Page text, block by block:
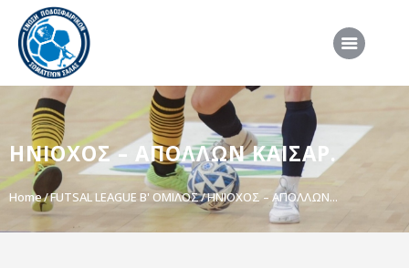
ΗΝΙΟΧΟΣ – ΑΠΟΛΛΩΝ ΚΑΙΣΑΡ.
Home FUTSAL LEAGUE B' ΟΜΙΛΟΣ ΗΝΙΟΧΟΣ – ΑΠΟΛΛΩΝ...
ΑΡΧΙΚΗ
ΕΠΣΣ
ΔΙΟΡΓΑΝΩΣΕΙΣ
ΠΡΟΕΘΝΙΚΕΣ ΟΜΑΔΕΣ